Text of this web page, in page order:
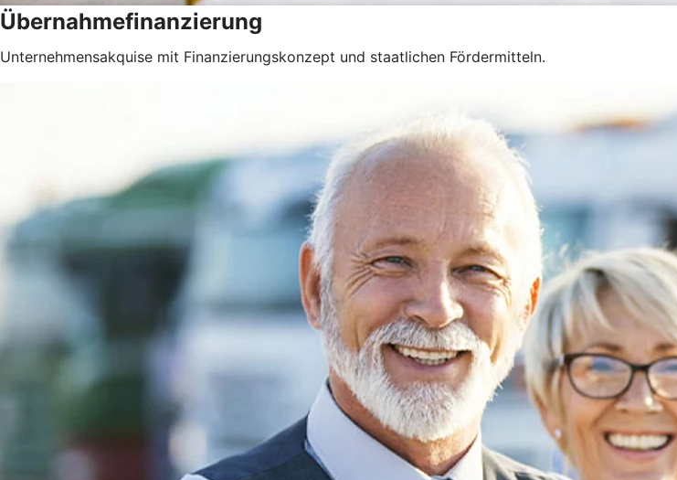
Übernahmefinanzierung
Unternehmensakquise mit Finanzierungskonzept und staatlichen Fördermitteln.